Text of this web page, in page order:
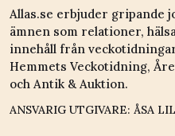
Allas.se erbjuder gripande
ämnen som relationer,
innehåll från
Hemmets Veckotidning,
och Antik & Auktion.
ANSVARIG UTGIVARE: ÅSA